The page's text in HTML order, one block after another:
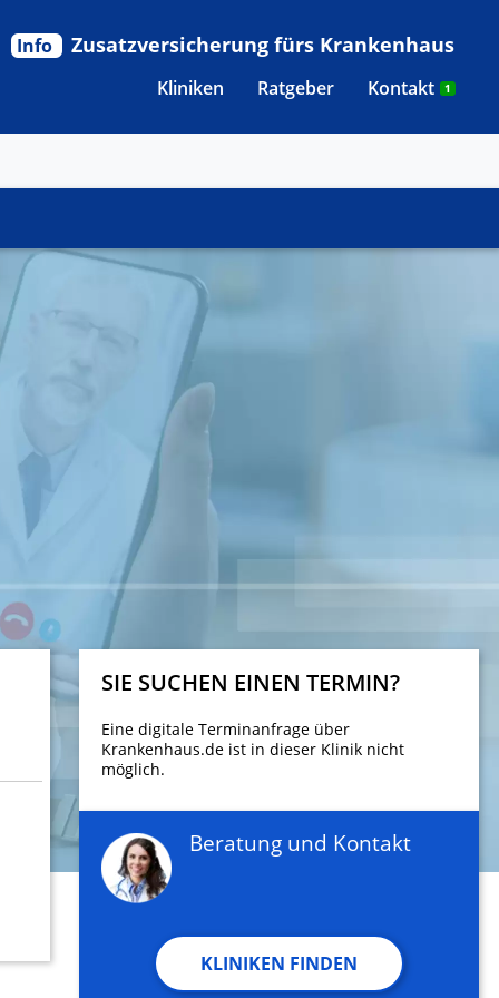
Kliniken Ratgeber Kontakt 1
Info Zusatzversicherung fürs Krankenhaus
SIE SUCHEN EINEN TERMIN?
Eine digitale Terminanfrage über
Krankenhaus.de ist in dieser Klinik nicht
möglich.
Beratung und Kontakt
KLINIKEN FINDEN